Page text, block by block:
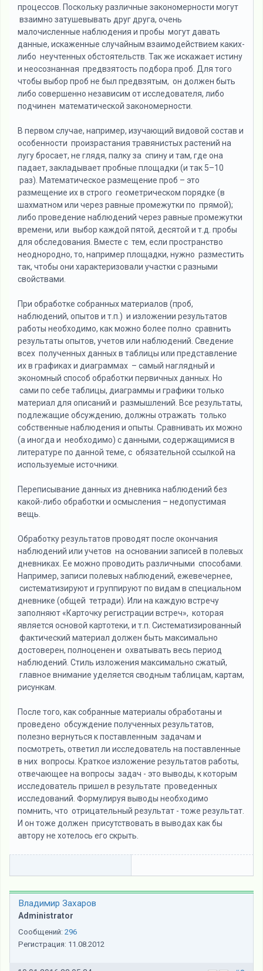
процессов. Поскольку различные закономерности могут
взаимно затушевывать друг друга, очень
малочисленные наблюдения и пробы могут давать
данные, искаженные случайным взаимодействием каких-
либо неучтенных обстоятельств. Так же искажает истину
и неосознанная предвзятость подбора проб. Для того
чтобы выбор проб не был предвзятым, он должен быть
либо совершенно независим от исследователя, либо
подчинен математической закономерности.
В первом случае, например, изучающий видовой состав и
особенности произрастания травянистых растений на
лугу бросает, не глядя, палку за спину и там, где она
падает, закладывает пробные площадки (и так 5–10
раз). Математическое размещение проб – это
размещение их в строго геометрическом порядке (в
шахматном или через равные промежутки по прямой);
либо проведение наблюдений через равные промежутки
времени, или выбор каждой пятой, десятой и т.д. пробы
для обследования. Вместе с тем, если пространство
неоднородно, то, например площадки, нужно разместить
так, чтобы они характеризовали участки с разными
свойствами.
При обработке собранных материалов (проб,
наблюдений, опытов и т.п.) и изложении результатов
работы необходимо, как можно более полно сравнить
результаты опытов, учетов или наблюдений. Сведение
всех полученных данных в таблицы или представление
их в графиках и диаграммах – самый наглядный и
экономный способ обработки первичных данных. Но
сами по себе таблицы, диаграммы и графики только
материал для описаний и размышлений. Все результаты,
подлежащие обсуждению, должны отражать только
собственные наблюдения и опыты. Сравнивать их можно
(а иногда и необходимо) с данными, содержащимися в
литературе по данной теме, с обязательной ссылкой на
используемые источники.
Переписывание данных из дневника наблюдений без
какой-либо обработки и осмысления – недопустимая
вещь.
Обработку результатов проводят после окончания
наблюдений или учетов на основании записей в полевых
дневниках. Ее можно проводить различными способами.
Например, записи полевых наблюдений, ежевечернее,
систематизируют и группируют по видам в специальном
дневнике (общей тетради). Или на каждую встречу
заполняют «Карточку регистрации встреч», которая
является основой картотеки, и т.п. Систематизированный
фактический материал должен быть максимально
достоверен, полноценен и охватывать весь период
наблюдений. Стиль изложения максимально сжатый,
главное внимание уделяется сводным таблицам, картам,
рисункам.
После того, как собранные материалы обработаны и
проведено обсуждение полученных результатов,
полезно вернуться к поставленным задачам и
посмотреть, ответил ли исследователь на поставленные
в них вопросы. Краткое изложение результатов работы,
отвечающее на вопросы задач - это выводы, к которым
исследователь пришел в результате проведенных
исследований. Формулируя выводы необходимо
помнить, что отрицательный результат - тоже результат.
И он тоже должен присутствовать в выводах как бы
автору не хотелось его скрыть.
Владимир Захаров
Administrator
Сообщений: 296
Регистрация: 11.08.2012